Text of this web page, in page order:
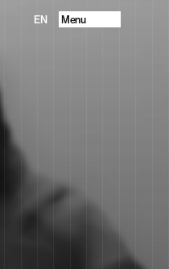
EN
Menu